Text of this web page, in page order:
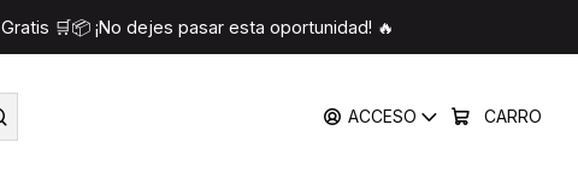
ACCESO CARRO
🛒📦 ¡No dejes pasar esta oportunidad! 🔥
251S Alámbrico USB Español